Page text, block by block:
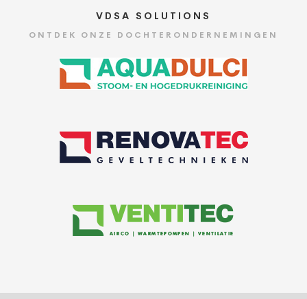
VDSA SOLUTIONS
ONTDEK ONZE DOCHTERONDERNEMINGEN